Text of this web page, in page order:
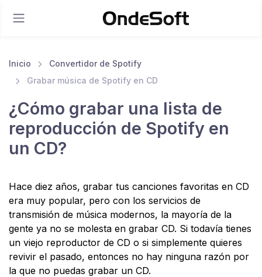
Inicio
Convertidor de Spotify
Grabar música de Spotify en CD
¿Cómo grabar una lista de
reproducción de Spotify en
un CD?
Hace diez años, grabar tus canciones favoritas en CD
era muy popular, pero con los servicios de
transmisión de música modernos, la mayoría de la
gente ya no se molesta en grabar CD. Si todavía tienes
un viejo reproductor de CD o si simplemente quieres
revivir el pasado, entonces no hay ninguna razón por
la que no puedas grabar un CD.